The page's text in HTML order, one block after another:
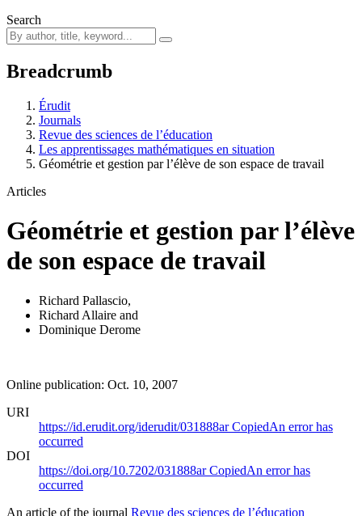
Search
Breadcrumb
Érudit
Journals
Revue des sciences de l’éducation
Les apprentissages mathématiques en situation
Géométrie et gestion par l’élève de son espace de travail
Articles
Géométrie et gestion par l’élève
de son espace de travail
Richard Pallascio,
Richard Allaire and
Dominique Derome
Online publication: Oct. 10, 2007
URI
https://id.erudit.org/iderudit/031888arCopiedAn error has
occurred
DOI
https://doi.org/10.7202/031888arCopiedAn error has
occurred
An article of the journal Revue des sciences de l’éducation